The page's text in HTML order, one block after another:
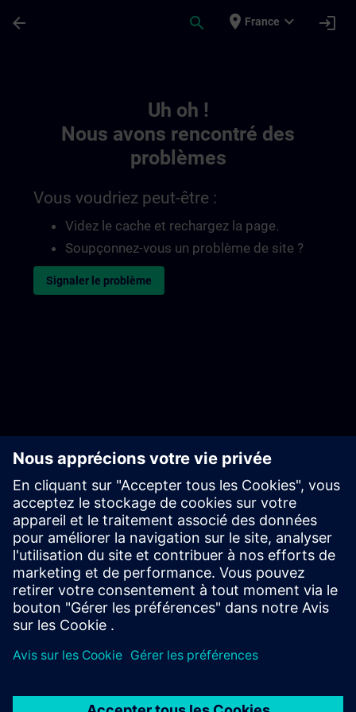
arrow_back search place France expand_more login
Uh oh !
Nous avons rencontré des
problèmes
Vous voudriez peut-être :
Videz le cache et rechargez la page.
Soupçonnez-vous un problème de site ?
Signaler le problème